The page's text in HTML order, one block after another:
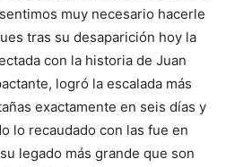
muy necesario hacerle
tras su desaparición hoy la
con la historia de Juan
logró la escalada más
exactamente en seis días y
lo recaudado con las fue en
legado más grande que son